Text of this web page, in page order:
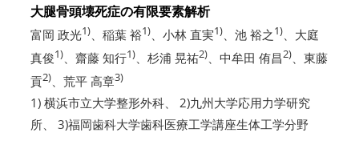
大腿骨頭壊死症の有限要素解析
富岡 政光1)、稲葉 裕1)、小林 直実1)、池 裕之1)、大庭
真俊1)、齋藤 知行1)、杉浦 晃祐2)、中牟田 侑昌2)、東藤
貢2)、荒平 高章3)
1) 横浜市立大学整形外科、 2)九州大学応用力学研究
所、 3)福岡歯科大学歯科医療工学講座生体工学分野